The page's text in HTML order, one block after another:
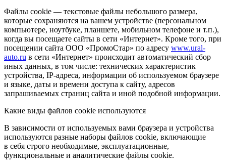
Файлы cookie — текстовые файлы небольшого размера,
которые сохраняются на вашем устройстве (персональном
компьютере, ноутбуке, планшете, мобильном телефоне и т.п.),
когда вы посещаете сайты в сети «Интернет». Кроме того, при
посещении сайта ООО «ПромоСтар» по адресу www.ural-
auto.ru в сети «Интернет» происходит автоматический сбор
иных данных, в том числе: технических характеристик
устройства, IP-адреса, информации об используемом браузере
и языке, даты и времени доступа к сайту, адресов
запрашиваемых страниц сайта и иной подобной информации.
Какие виды файлов cookie используются
В зависимости от используемых вами браузера и устройства
используются разные наборы файлов cookie, включающие
в себя строго необходимые, эксплуатационные,
функциональные и аналитические файлы cookie.